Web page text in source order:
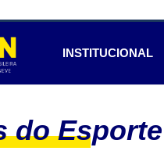
INSTITUCIONAL
do Esporte
ferramentas